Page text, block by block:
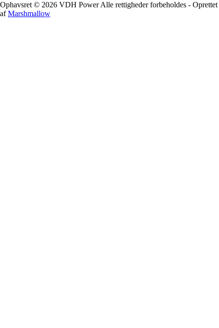
Ophavsret © 2026 VDH Power Alle rettigheder forbeholdes - Oprettet
afMarshmallow